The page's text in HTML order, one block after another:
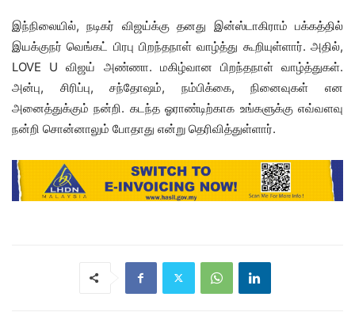
இந்நிலையில், நடிகர் விஜய்க்கு தனது இன்ஸ்டாகிராம் பக்கத்தில்
இயக்குநர் வெங்கட் பிரபு பிறந்தநாள் வாழ்த்து கூறியுள்ளார். அதில்,
LOVE U விஜய் அண்ணா. மகிழ்வான பிறந்தநாள் வாழ்த்துகள்.
அன்பு, சிரிப்பு, சந்தோஷம், நம்பிக்கை, நினைவுகள் என
அனைத்துக்கும் நன்றி. கடந்த ஓராண்டிற்காக உங்களுக்கு எவ்வளவு
நன்றி சொன்னாலும் போதாது என்று தெரிவித்துள்ளார்.